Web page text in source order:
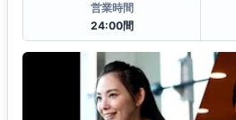
営業時間
24:00間